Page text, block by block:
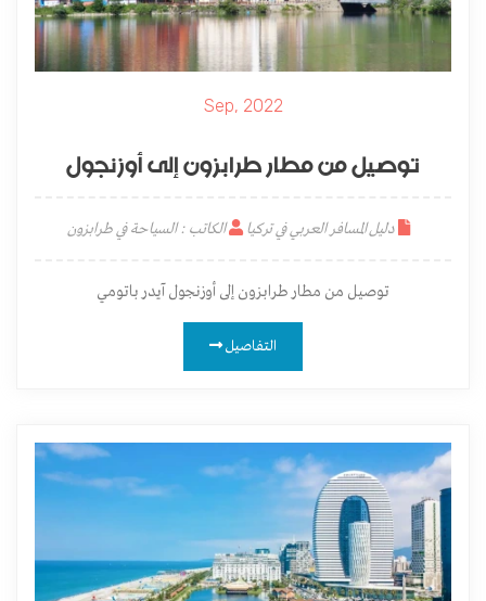
Sep, 2022
توصيل من مطار طرابزون إلى أوزنجول
دليل المسافر العربي في تركيا الكاتب : السياحة في طرابزون
توصيل من مطار طرابزون إلى أوزنجول آيدر باتومي
التفاصيل